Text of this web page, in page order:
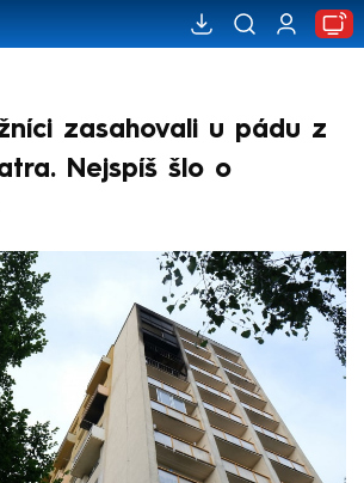
zasahovali u pádu z
Nejspíš šlo o